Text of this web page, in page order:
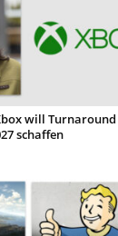
will Turnaround
schaffen